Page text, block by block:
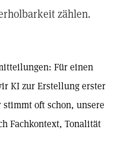
zählen.
Für einen
KI zur Erstellung erster
oft schon, unsere
Fachkontext, Tonalität